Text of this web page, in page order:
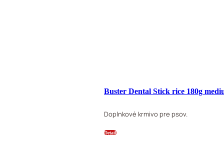
Buster Dental Stick rice 180g
Doplnkové krmivo pre psov.
Detail